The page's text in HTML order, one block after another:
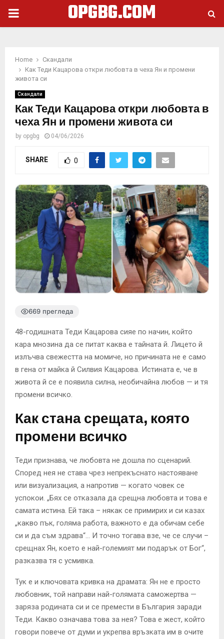
PRIMARY
OPGBG.COM
Home
Скандали
Как Теди Кацарова откри любовта в чеха Ян и промени
живота си
Скандали
Как Теди Кацарова откри любовта в
чеха Ян и промени живота си
by opgbg 04/06/2026
SHARE 0
669 прегледа
48-годишната Теди Кацарова сияе по начин, който
кара мнозина да се питат каква е тайната й. Лицето й
излъчва свежестта на момиче, но причината не е само
в гена от майка й Силвия Кацарова. Истината е, че в
живота й се е появила силна, необичайна любов — и тя
промени всичко.
Как стана срещата, която
промени всичко
Теди признава, че любовта не дошла по сценарий.
Според нея не става чрез непрекъснато настояване
или визуализация, а напротив — когато човек се
успокои. „Бях се отказала да срещна любовта и това е
самата истина. Ей така – някак се примирих и си казах
„какво пък, голяма работа, важното е да обичам себе
си и да съм здрава“… И точно тогава взе, че се случи –
срещнах Ян, което е най-големият ми подарък от Бог“,
разказва тя с усмивка.
Тук е и ключовата кривка на драмата: Ян не е просто
любовник, той направи най-голямата саможертва —
заряза родината си и се премести в България заради
Теди. Какво означава това за нея? Това е жест, който
говори повече от думи и укрепва връзката им в очите